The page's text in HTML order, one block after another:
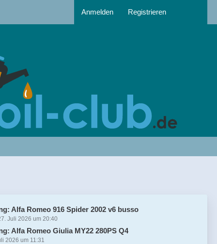
Anmelden Registrieren
Alfa Romeo 916 Spider 2002 v6 busso
Juli 2026 um 20:40
Alfa Romeo Giulia MY22 280PS Q4
2026 um 11:31